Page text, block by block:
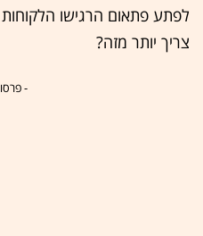
לפתע פתאום הרגישו
צריך יותר מזה?
-